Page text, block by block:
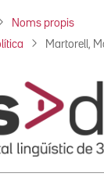
Noms propis
Martorell,